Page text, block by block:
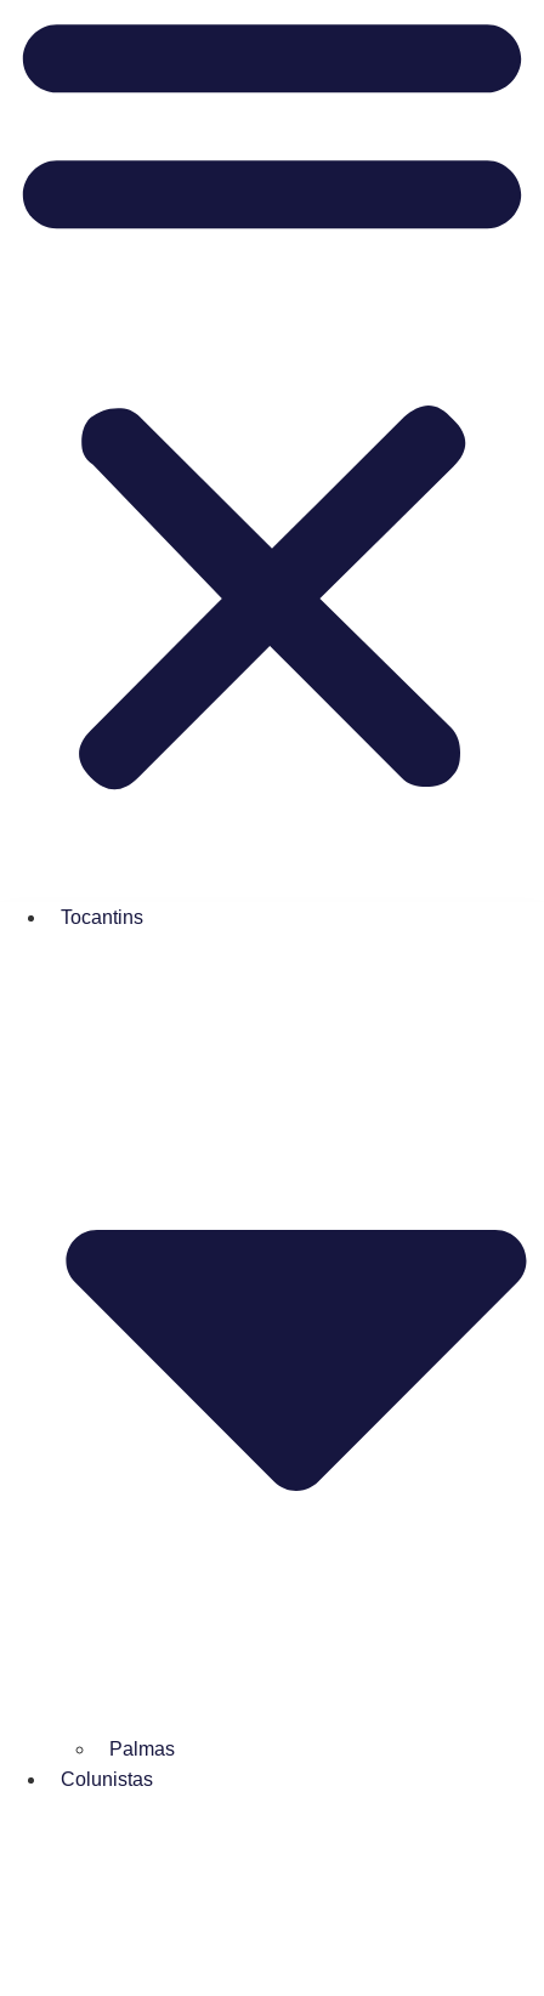
Tocantins
Palmas
Colunistas